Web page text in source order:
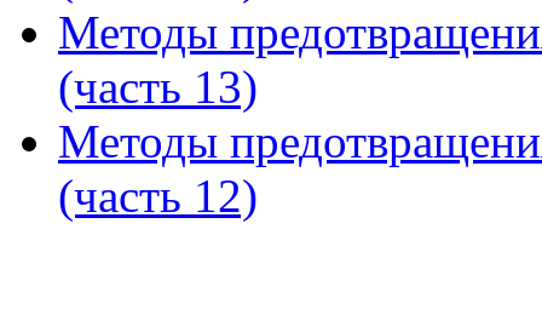
Методы
(часть 13)
Методы
(часть 12)